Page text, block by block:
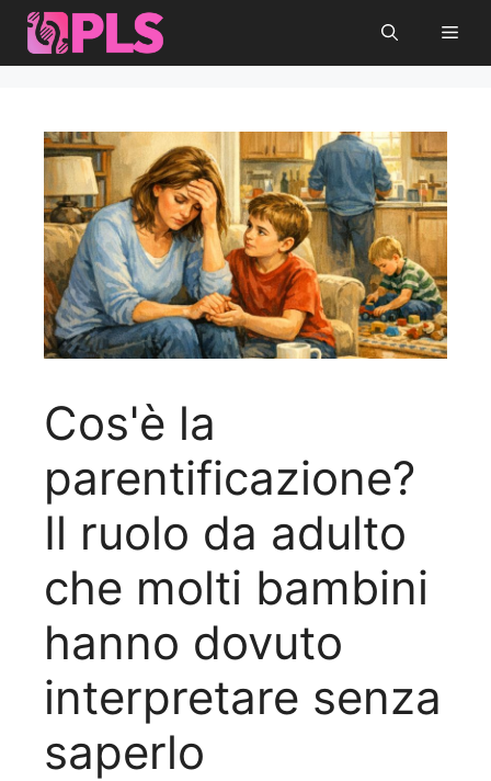
contenuto
Cos'è la
parentificazione?
Il ruolo da adulto
che molti bambini
hanno dovuto
interpretare senza
saperlo